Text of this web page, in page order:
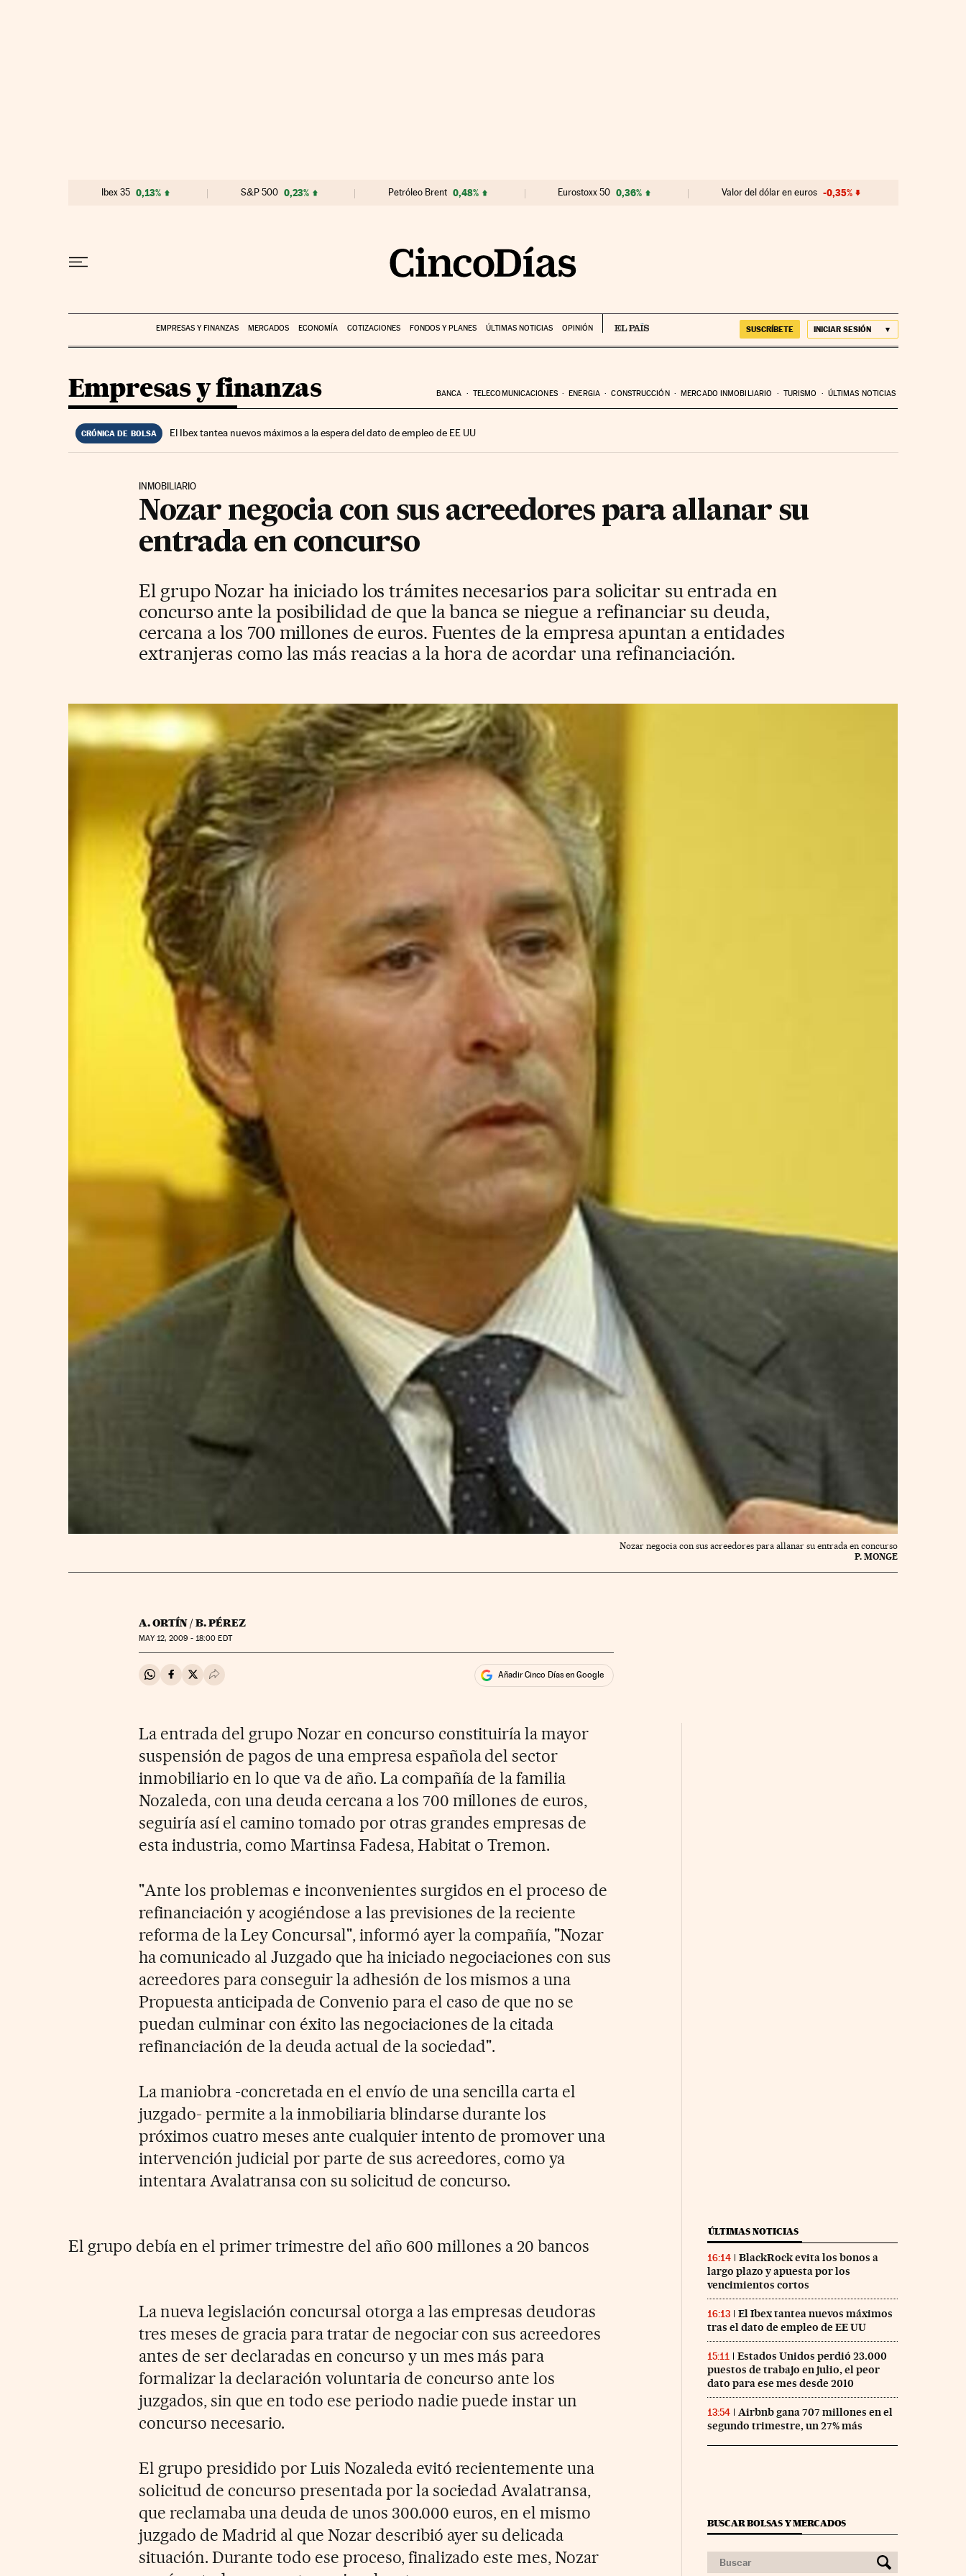
Ibex 35 0,13% S&P 500 0,23% Petróleo Brent 0,48% Eurostoxx 50 0,36% Valor del dólar en euros -0,35%
EMPRESAS Y FINANZAS MERCADOS ECONOMÍA COTIZACIONES FONDOS Y PLANES ÚLTIMAS NOTICIAS OPINIÓN SUSCRÍBETE INICIAR SESIÓN
Empresas y finanzas BANCA TELECOMUNICACIONES ENERGIA CONSTRUCCIÓN MERCADO INMOBILIARIO TURISMO ÚLTIMAS NOTICIAS
CRÓNICA DE BOLSA El Ibex tantea nuevos máximos a la espera del dato de empleo de EE UU
INMOBILIARIO
Nozar negocia con sus acreedores para allanar su
entrada en concurso
El grupo Nozar ha iniciado los trámites necesarios para solicitar su entrada en
concurso ante la posibilidad de que la banca se niegue a refinanciar su deuda,
cercana a los 700 millones de euros. Fuentes de la empresa apuntan a entidades
extranjeras como las más reacias a la hora de acordar una refinanciación.
Nozar negocia con sus acreedores para allanar su entrada en concurso
P. MONGE
A. ORTÍN / B. PÉREZ
MAY12, 2009 - 18:00 EDT
Compartir en Whatsapp
Compartir en Facebook
Compartir en Twitter
Desplegar Redes Sociales Añadir Cinco Días en Google
La entrada del grupo Nozar en concurso constituiría la mayor
suspensión de pagos de una empresa española del sector
inmobiliario en lo que va de año. La compañía de la familia
Nozaleda, con una deuda cercana a los 700 millones de euros,
seguiría así el camino tomado por otras grandes empresas de
esta industria, como Martinsa Fadesa, Habitat o Tremon.
"Ante los problemas e inconvenientes surgidos en el proceso de
refinanciación y acogiéndose a las previsiones de la reciente
reforma de la Ley Concursal", informó ayer la compañía, "Nozar
ha comunicado al Juzgado que ha iniciado negociaciones con sus
acreedores para conseguir la adhesión de los mismos a una
Propuesta anticipada de Convenio para el caso de que no se
puedan culminar con éxito las negociaciones de la citada
refinanciación de la deuda actual de la sociedad".
La maniobra -concretada en el envío de una sencilla carta el
juzgado- permite a la inmobiliaria blindarse durante los
próximos cuatro meses ante cualquier intento de promover una
intervención judicial por parte de sus acreedores, como ya
intentara Avalatransa con su solicitud de concurso.
El grupo debía en el primer trimestre del año 600 millones a 20 bancos
La nueva legislación concursal otorga a las empresas deudoras
tres meses de gracia para tratar de negociar con sus acreedores
antes de ser declaradas en concurso y un mes más para
formalizar la declaración voluntaria de concurso ante los
juzgados, sin que en todo ese periodo nadie puede instar un
concurso necesario.
El grupo presidido por Luis Nozaleda evitó recientemente una
solicitud de concurso presentada por la sociedad Avalatransa,
que reclamaba una deuda de unos 300.000 euros, en el mismo
juzgado de Madrid al que Nozar describió ayer su delicada
situación. Durante todo ese proceso, finalizado este mes, Nozar
ÚLTIMAS NOTICIAS
16:14
BlackRock evita los bonos a
largo plazo y apuesta por los
vencimientos cortos
16:13
El Ibex tantea nuevos máximos
tras el dato de empleo de EE UU
15:11
Estados Unidos perdió 23.000
puestos de trabajo en julio, el peor
dato para ese mes desde 2010
13:54
Airbnb gana 707 millones en el
segundo trimestre, un 27% más
BUSCAR BOLSAS Y MERCADOS